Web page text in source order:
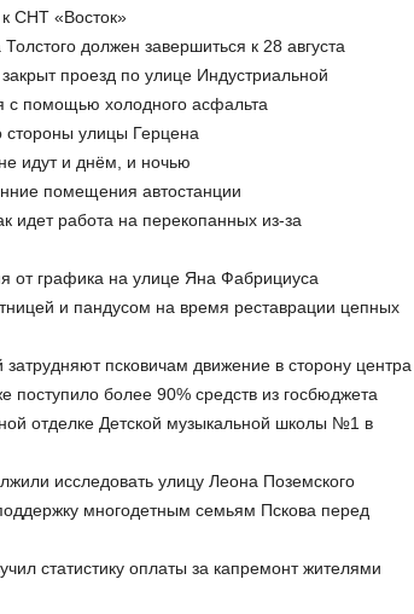
к СНТ «Восток»
должен завершиться к 28 августа
проезд по улице Индустриальной
с помощью холодного асфальта
стороны улицы Герцена
идут и днём, и ночью
помещения автостанции
идет работа на перекопанных из-за
от графика на улице Яна Фабрициуса
и пандусом на время реставрации цепных
псковичам движение в сторону центра
поступило более 90% средств из госбюджета
отделке Детской музыкальной школы №1 в
исследовать улицу Леона Поземского
многодетным семьям Пскова перед
статистику оплаты за капремонт жителями